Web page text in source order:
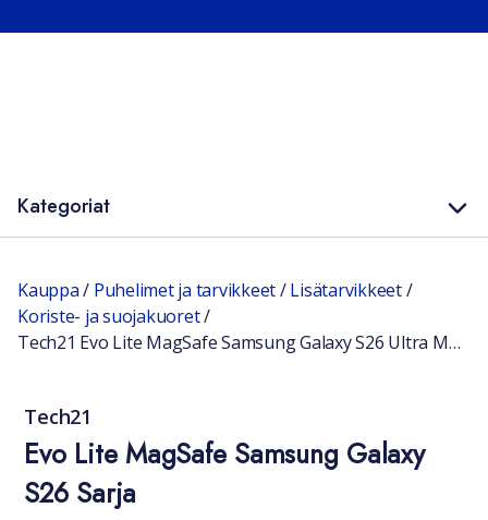
Kategoriat
Kauppa/ Puhelimet ja tarvikkeet/Lisätarvikkeet/
Koriste- ja suojakuoret/
Tech21 Evo Lite MagSafe Samsung Galaxy S26 Ultra Musta
Tech21
Evo Lite MagSafe Samsung Galaxy
S26 Sarja